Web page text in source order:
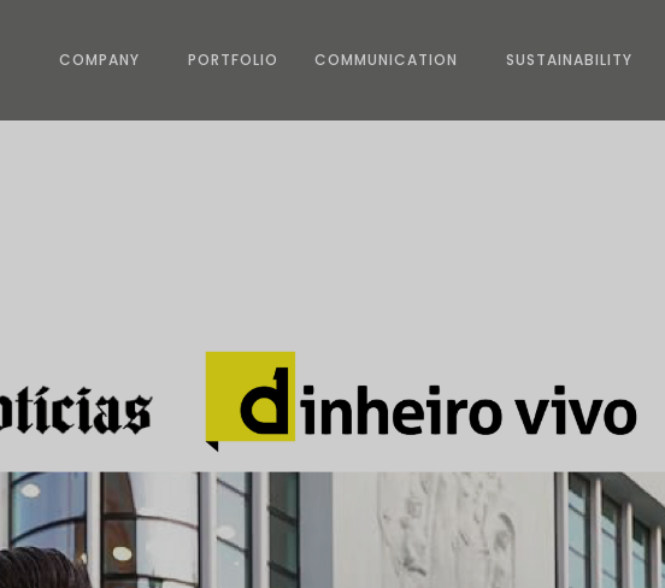
COMPANY PORTFOLIO COMMUNICATION SUSTAINABILITY